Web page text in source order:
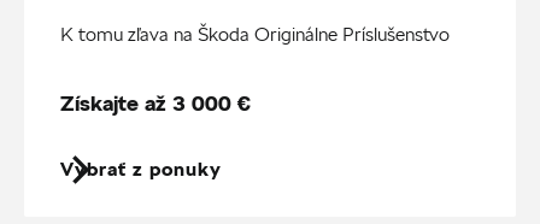
K tomu zľava na Škoda Originálne Príslušenstvo
Získajte až 3 000 €
Vybrať z ponuky